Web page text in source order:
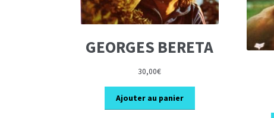
GEORGES BERETA
30,00€
Ajouter au panier